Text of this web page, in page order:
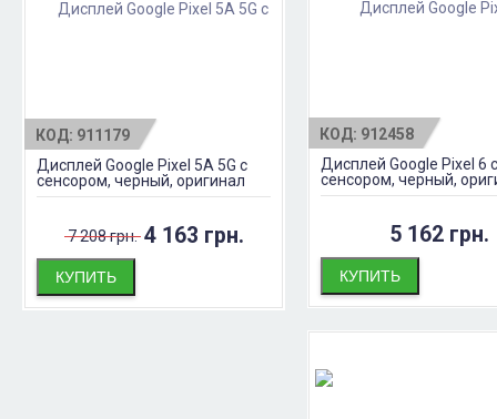
КОД: 911179
Дисплей Google Pixel 5A 5G с
сенсором, черный, оригинал
7 208 грн. 4 163 грн.
КУПИТЬ
КОД: 912458
Дисплей Google Pixel 6
сенсором, черный,
5 162 грн.
КУПИТЬ